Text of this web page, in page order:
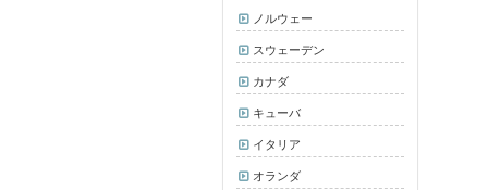
ノルウェー
スウェーデン
カナダ
キューバ
イタリア
オランダ